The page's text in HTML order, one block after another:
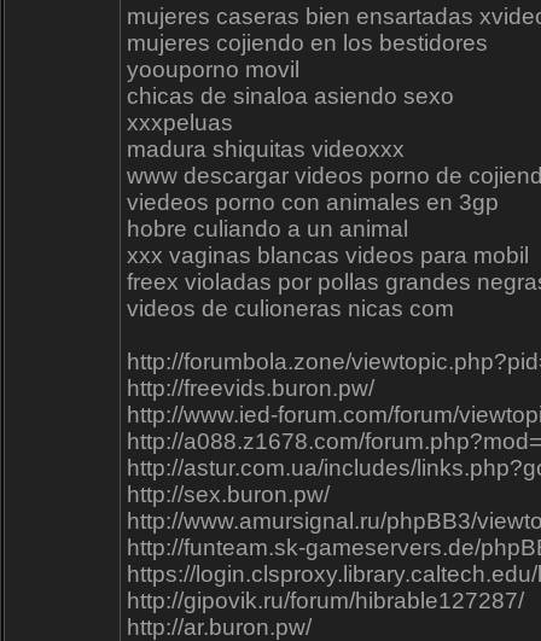
mujeres caseras bien ensartadas
mujeres cojiendo en los bestidores
yoouporno movil
chicas de sinaloa asiendo sexo
xxxpeluas
madura shiquitas videoxxx
www descargar videos porno de
viedeos porno con animales en 3gp
hobre culiando a un animal
xxx vaginas blancas videos para mobil
freex violadas por pollas grandes
videos de culioneras nicas com
http://forumbola.zone/
http://freevids.buron.pw/
http://www.ied-forum.com/forum/
http://a088.z1678.com/
http://astur.com.ua/includes/
http://sex.buron.pw/
http://www.amursignal.ru/phpBB3/
http://funteam.sk-gameservers.de/
https://
http://gipovik.ru/forum/hibrable127287/
http://ar.buron.pw/